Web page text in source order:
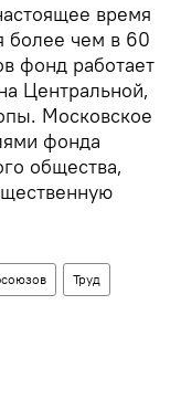
время
более чем в 60
фонд работает
Центральной,
Московское
фонда
общества,
Труд